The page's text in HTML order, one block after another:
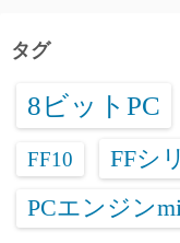
ブ
タグ
8ビットPC
FF10 FFシ
PCエンジン